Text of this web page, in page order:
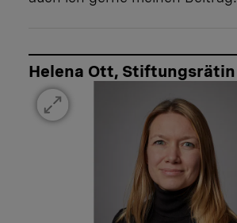
Helena Ott, Stiftungsrätin